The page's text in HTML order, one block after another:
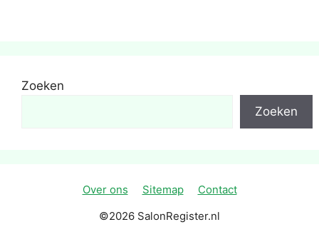
Zoeken
Zoeken
Over ons Sitemap
Contact
©2026 SalonRegister.nl